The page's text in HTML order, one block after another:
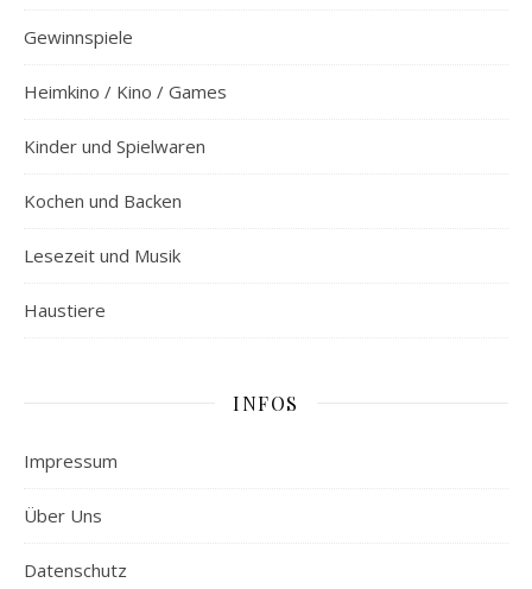
Gewinnspiele
Heimkino / Kino / Games
Kinder und Spielwaren
Kochen und Backen
Lesezeit und Musik
Haustiere
INFOS
Impressum
Über Uns
Datenschutz